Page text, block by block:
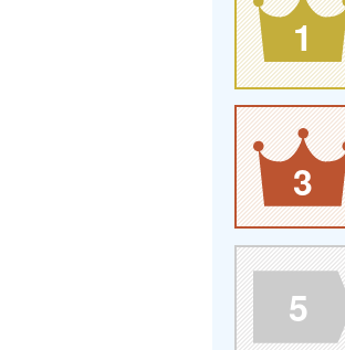
1
3
5